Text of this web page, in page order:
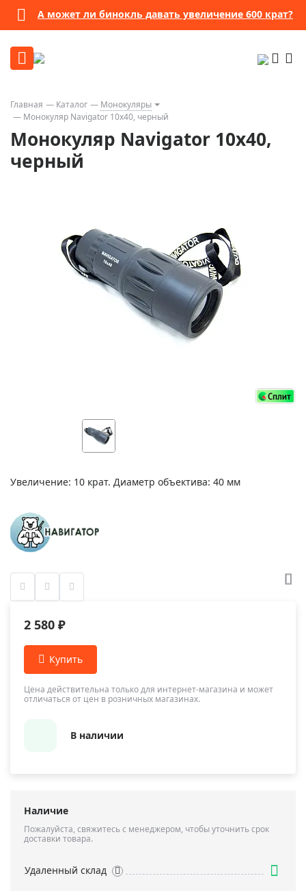
А может ли бинокль давать увеличение 600 крат?
Главная Каталог
Монокуляры
Монокуляр Navigator 10x40, черный
Монокуляр Navigator 10x40,
черный
Увеличение: 10 крат. Диаметр объектива: 40 мм
2 580 ₽
Цена действительна только для интернет-магазина и может
отличаться от цен в розничных магазинах.
В наличии
Наличие
Пожалуйста, свяжитесь с менеджером, чтобы уточнить срок
доставки товара.
Удаленный склад